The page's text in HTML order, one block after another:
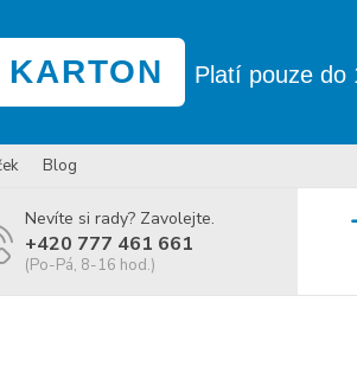
KARTON Platí pouze do
Blog
Nevíte si rady? Zavolejte.
+420 777 461 661
(Po-Pá, 8-16 hod.)